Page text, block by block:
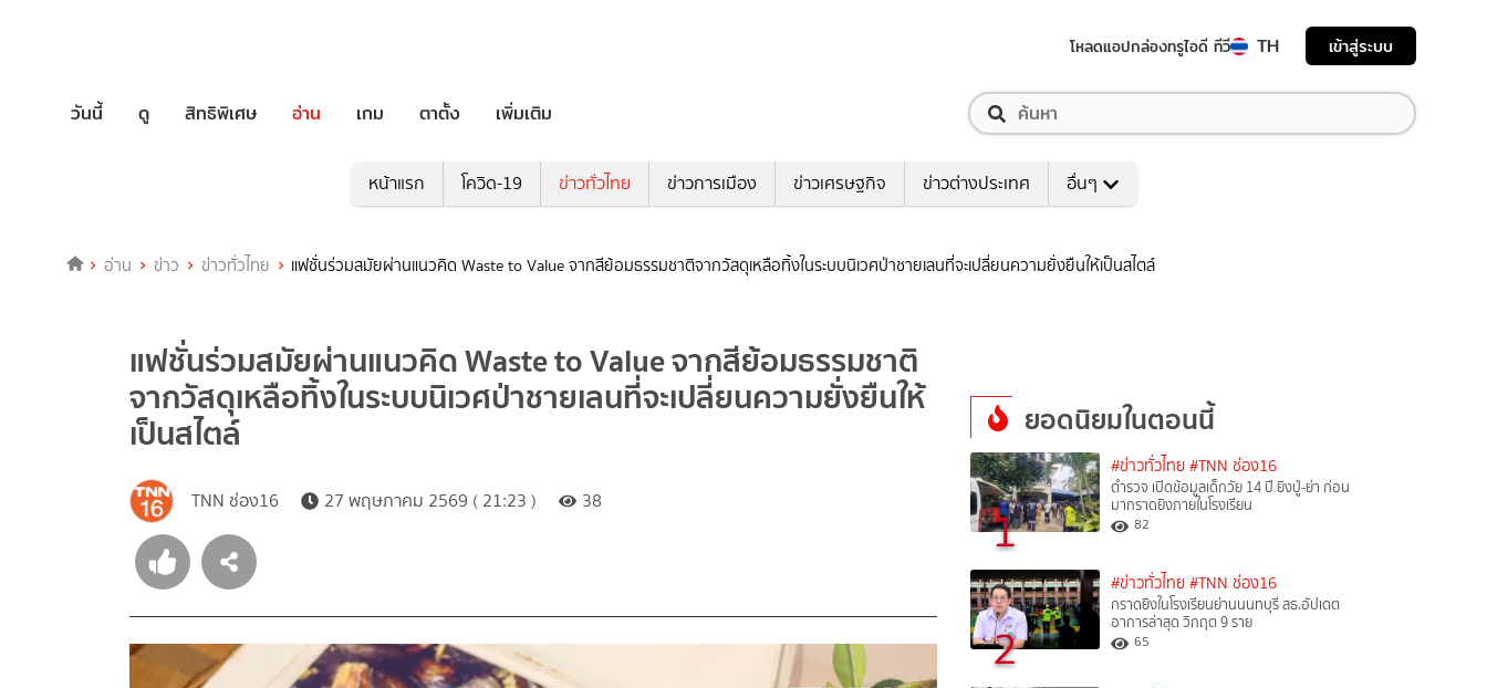
โหลดแอปกล่องทรูไอดี ทีวี TH เข้าสู่ระบบ
วันนี้ ดู สิทธิพิเศษ อ่าน เกม ตาตั้ง เพิ่มเติม
หน้าแรก โควิด-19 ข่าวทั่วไทย ข่าวการเมือง ข่าวเศรษฐกิจ ข่าวต่างประเทศ อื่นๆ
อ่าน ข่าว ข่าวทั่วไทย แฟชั่นร่วมสมัยผ่านแนวคิด Waste to Value จากสีย้อมธรรมชาติจากวัสดุเหลือทิ้งในระบบนิเวศป่าชายเลนที่จะเปลี่ยนความยั่งยืนให้เป็นสไตล์
แฟชั่นร่วมสมัยผ่านแนวคิด Waste to Value จากสีย้อมธรรมชาติ
จากวัสดุเหลือทิ้งในระบบนิเวศป่าชายเลนที่จะเปลี่ยนความยั่งยืนให้
เป็นสไตล์
TNN ช่อง16 27 พฤษภาคม 2569 ( 21:23 ) 38
ยอดนิยมในตอนนี้
1
#ข่าวทั่วไทย #TNN ช่อง16
ตำรวจ เปิดข้อมูลเด็กวัย 14 ปี ยิงปู่-ย่า ก่อน
มากราดยิงภายในโรงเรียน
82
2
#ข่าวทั่วไทย #TNN ช่อง16
กราดยิงในโรงเรียนย่านนนทบุรี สธ.อัปเดต
อาการล่าสุด วิกฤต 9 ราย
65